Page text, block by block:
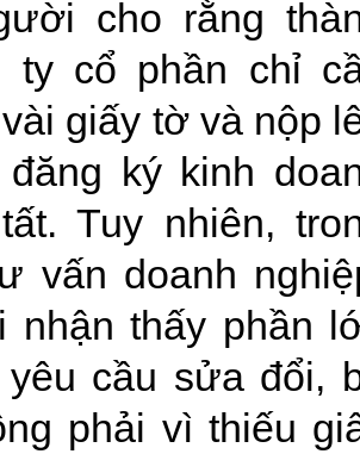
cho rằng
ty cổ phần chỉ
giấy tờ và nộp
ký kinh
Tuy nhiên,
vấn doanh
nhận thấy phần
cầu sửa đổi,
phải vì thiếu